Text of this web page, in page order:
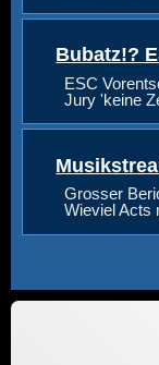
Bubatz!?
ESC
Jury 'keine
Grosser
Wieviel Acts